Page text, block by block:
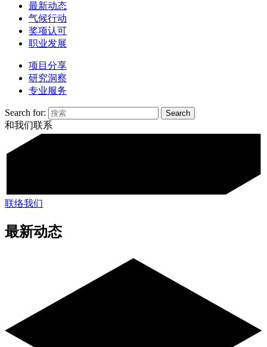
最新动态
气候行动
奖项认可
职业发展
项目分享
研究洞察
专业服务
Search for:
和我们联系
联络我们
最新动态